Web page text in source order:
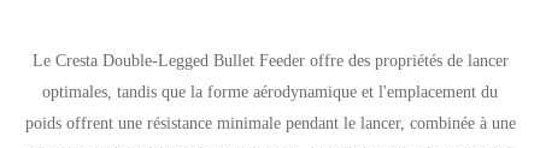
Le Cresta Double-Legged Bullet Feeder offre des propriétés de lancer
optimales, tandis que la forme aérodynamique et l'emplacement du
poids offrent une résistance minimale pendant le lancer, combinée à une